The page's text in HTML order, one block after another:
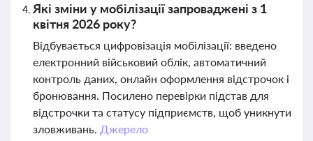
Які зміни у мобілізації запроваджені з 1
квітня 2026 року?
Відбувається цифровізація мобілізації: введено
електронний військовий облік, автоматичний
контроль даних, онлайн оформлення відстрочок і
бронювання. Посилено перевірки підстав для
відстрочки та статусу підприємств, щоб уникнути
зловживань. Джерело